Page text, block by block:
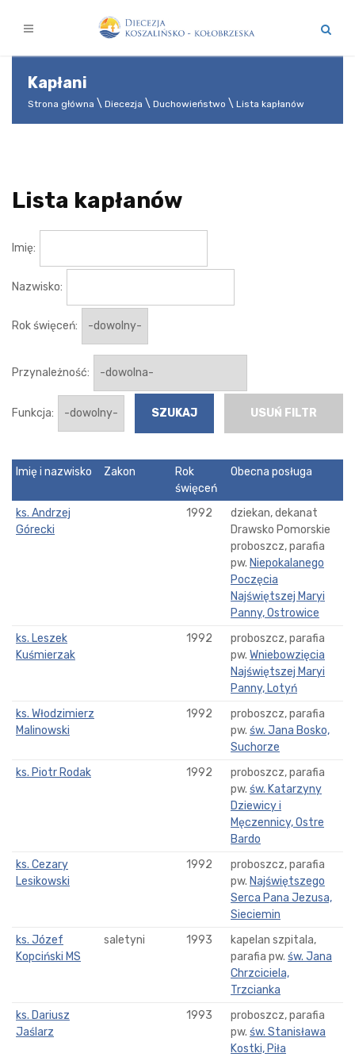
Kapłani
Strona główna Diecezja Duchowieństwo Lista kapłanów
Lista kapłanów
Imię:
Nazwisko:
Rok święceń:
Przynależność:
Funkcja: USUŃ FILTR
Imię i nazwisko Zakon
Rok
święceń
Obecna posługa
ks. Andrzej
Górecki
1992
dziekan, dekanat
Drawsko Pomorskie
proboszcz, parafia
pw. Niepokalanego
Poczęcia
Najświętszej Maryi
Panny, Ostrowice
ks. Leszek
Kuśmierzak
1992
proboszcz, parafia
pw. Wniebowzięcia
Najświętszej Maryi
Panny, Lotyń
ks. Włodzimierz
Malinowski
1992
proboszcz, parafia
pw. św. Jana Bosko,
Suchorze
ks. Piotr Rodak
1992
proboszcz, parafia
pw. św. Katarzyny
Dziewicy i
Męczennicy, Ostre
Bardo
ks. Cezary
Lesikowski
1992
proboszcz, parafia
pw. Najświętszego
Serca Pana Jezusa,
Sieciemin
ks. Józef
Kopciński MS
saletyni 1993
kapelan szpitala,
parafia pw. św. Jana
Chrzciciela,
Trzcianka
ks. Dariusz
Jaślarz
1993
proboszcz, parafia
pw. św. Stanisława
Kostki, Piła